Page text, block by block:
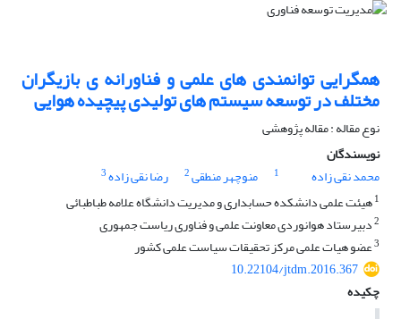
همگرایی توانمندی های علمی و فناورانه ی بازیگران
مختلف در توسعه سیستم های تولیدی پیچیده هوایی
نوع مقاله : مقاله پژوهشی
نویسندگان
محمد نقی زاده
1 منوچهر منطقی2 رضا نقی زاده3
1هیئت علمی دانشکده حسابداری و مدیریت دانشگاه علامه طباطبائی
2دبیرستاد هوانوردی معاونت علمی و فناوری ریاست جمهوری
3عضو هیات علمی مرکز تحقیقات سیاست علمی کشور
10.22104/jtdm.2016.367
چکیده